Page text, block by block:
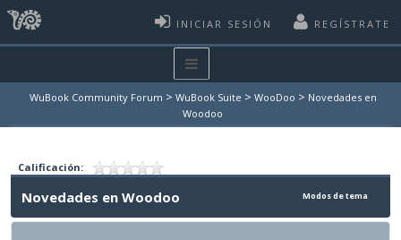
INICIAR SESIÓN REGÍSTRATE
WuBook Community Forum > WuBook Suite > WooDoo > Novedades en
Woodoo
Calificación:
Modos de tema
Novedades en Woodoo